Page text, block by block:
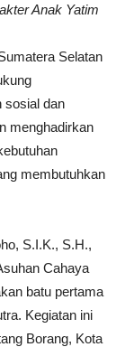
Anak Yatim
Selatan
sosial dan
menghadirkan
membutuhkan
S.I.K., S.H.,
Cahaya
batu pertama
Kegiatan ini
Borang, Kota